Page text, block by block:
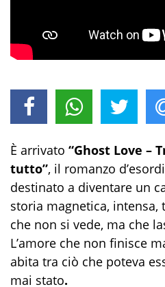
È arrivato “Ghost Love –
tutto”, il romanzo
destinato a diventare un
storia magnetica, intensa,
che non si vede, ma che
L’amore che non finisce
abita tra ciò che poteva
mai stato.